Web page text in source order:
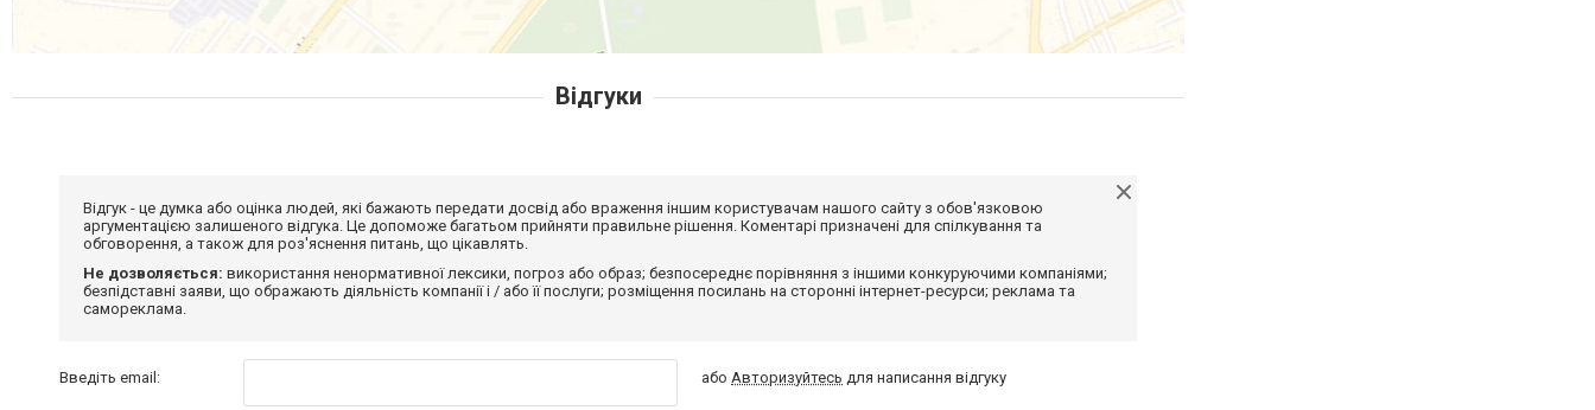
Відгуки
Відгук - це думка або оцінка людей, які бажають передати досвід або враження іншим користувачам нашого сайту з обов'язковою
аргументацією залишеного відгука. Це допоможе багатьом прийняти правильне рішення. Коментарі призначені для спілкування та
обговорення, а також для роз'яснення питань, що цікавлять.
Не дозволяється: використання ненормативної лексики, погроз або образ; безпосереднє порівняння з іншими конкуруючими компаніями;
безпідставні заяви, що ображають діяльність компанії і / або її послуги; розміщення посилань на сторонні інтернет-ресурси; реклама та
самореклама.
Введіть email: абоАвторизуйтесь для написання відгуку